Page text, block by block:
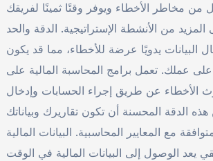
من مخاطر الأخطاء ويوفر وقتًا ثمينًا لفريقك
المزيد من الأنشطة الإستراتيجية. الدقة والحد
البيانات يدويًا عرضة للأخطاء، مما قد يكون
عملك. تعمل برامج المحاسبة المالية على
الأخطاء عن طريق إجراء الحسابات وإدخال
هذه الدقة المحسنة أن تكون تقاريرك وبياناتك
مع المعايير المحاسبية. البيانات المالية
يعد الوصول إلى البيانات المالية في الوقت